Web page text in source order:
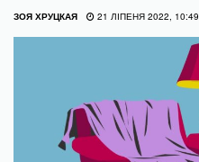
ЗОЯ ХРУЦКАЯ 21 ЛІПЕНЯ 2022, 10:49